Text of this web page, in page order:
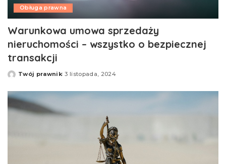
Obługa prawna
Warunkowa umowa sprzedaży
nieruchomości – wszystko o bezpiecznej
transakcji
Opublikowane
Twój prawnik 3 listopada, 2024